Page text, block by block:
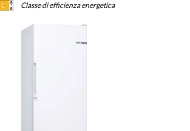
Classe di efficienza energetica